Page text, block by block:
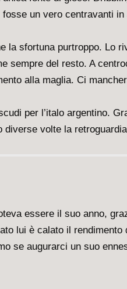
un vero centravanti
la sfortuna purtroppo. Lo
sempre del resto. A
alla maglia. Ci
per l’italo argentino.
volte la
essere il suo anno,
lui è calato il
se augurarci un suo